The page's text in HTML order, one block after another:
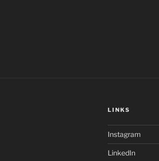
LINKS
Instagram
LinkedIn